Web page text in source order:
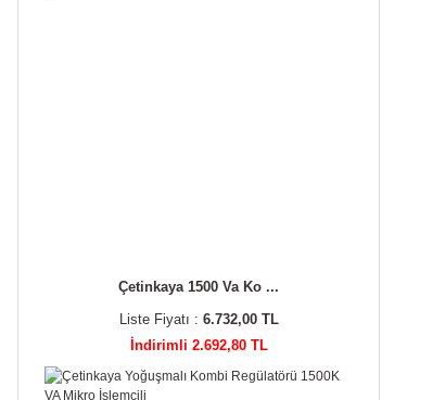
Çetinkaya 1500 Va Ko ...
Liste Fiyatı : 6.732,00 TL
İndirimli 2.692,80 TL